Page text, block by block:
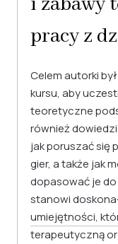
pracy z
Celem autorki
kursu, aby
teoretyczne
również
jak poruszać się
gier, a także jak
dopasować je
stanowi
umiejętności,
terapeutyczną